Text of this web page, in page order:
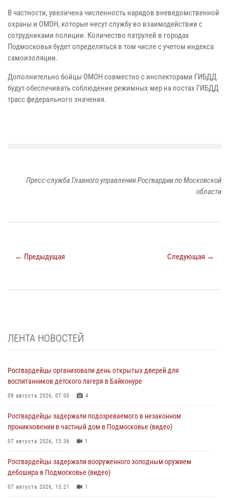
В частности, увеличена численность нарядов вневедомственной
охраны и ОМОН, которые несут службу во взаимодействии с
сотрудниками полиции. Количество патрулей в городах
Подмосковья будет определяться в том числе с учетом индекса
самоизоляции.
Дополнительно бойцы ОМОН совместно с инспекторами ГИБДД
будут обеспечивать соблюдение режимных мер на постах ГИБДД
трасс федерального значения.
Пресс-служба Главного управления Росгвардии по Московской
области
← Предыдущая Следующая →
ЛЕНТА НОВОСТЕЙ
Росгвардейцы организовали день открытых дверей для
воспитанников детского лагеря в Байконуре
08 августа 2026, 07:00 4
Росгвардейцы задержали подозреваемого в незаконном
проникновении в частный дом в Подмосковье (видео)
07 августа 2026, 13:36 1
Росгвардейцы задержали вооруженного холодным оружием
дебошира в Подмосковье (видео)
07 августа 2026, 13:21 1